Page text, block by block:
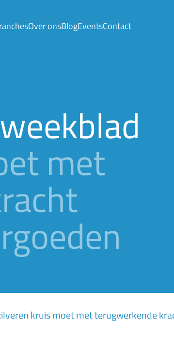
Over onsBlogEventsContact
met
kruis moet met terugwerkende